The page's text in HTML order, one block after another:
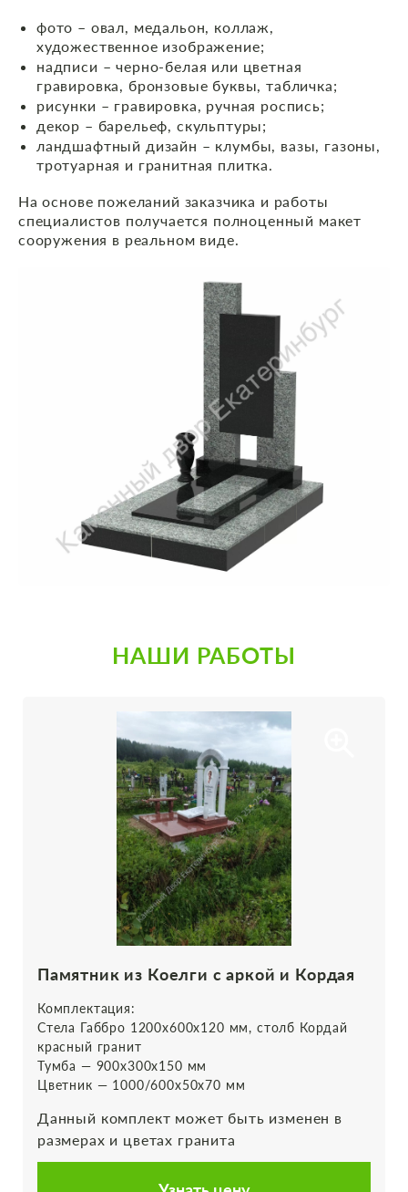
фото – овал, медальон, коллаж,
художественное изображение;
надписи – черно-белая или цветная
гравировка, бронзовые буквы, табличка;
рисунки – гравировка, ручная роспись;
декор – барельеф, скульптуры;
ландшафтный дизайн – клумбы, вазы, газоны,
тротуарная и гранитная плитка.
На основе пожеланий заказчика и работы
специалистов получается полноценный макет
сооружения в реальном виде.
НАШИ РАБОТЫ
Памятник из Коелги с аркой и Кордая
Комплектация:
Стела Габбро 1200х600х120 мм, столб Кордай
красный гранит
Тумба — 900х300х150 мм
Цветник — 1000/600х50х70 мм
Данный комплект может быть изменен в
размерах и цветах гранита